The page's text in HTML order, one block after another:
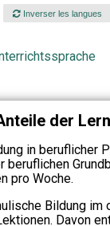
Inverser les langues
der
in beruflicher
beruflichen
pro Woche.
Bildung im
Davon